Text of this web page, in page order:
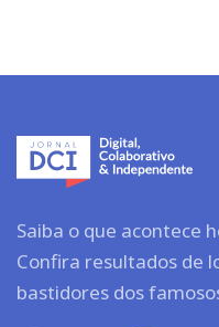
Saiba o que acontece
Confira resultados de
bastidores dos